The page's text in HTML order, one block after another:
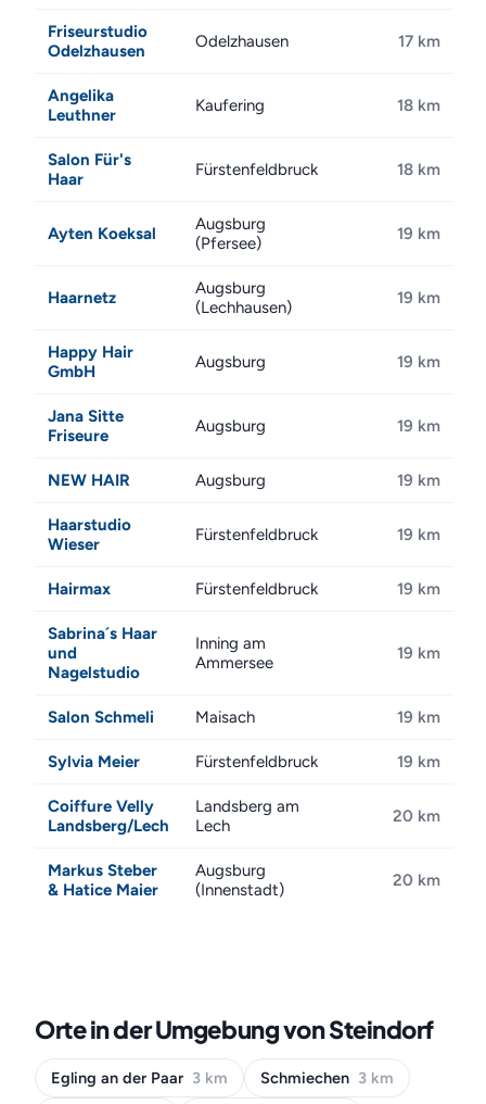
Friseurstudio
Odelzhausen
Odelzhausen 17 km
Angelika
Leuthner
Kaufering 18 km
Salon Für's
Haar
Fürstenfeldbruck 18 km
Ayten Koeksal
Augsburg
(Pfersee)
19 km
Haarnetz
Augsburg
(Lechhausen)
19 km
Happy Hair
GmbH
Augsburg 19 km
Jana Sitte
Friseure
Augsburg 19 km
NEW HAIR Augsburg 19 km
Haarstudio
Wieser
Fürstenfeldbruck 19 km
Hairmax Fürstenfeldbruck 19 km
Sabrina´s Haar
und
Nagelstudio
Inning am
Ammersee
19 km
Salon Schmeli Maisach 19 km
Sylvia Meier Fürstenfeldbruck 19 km
Coiffure Velly
Landsberg/Lech
Landsberg am
Lech
20 km
Markus Steber
& Hatice Maier
Augsburg
(Innenstadt)
20 km
Orte in der Umgebung von Steindorf
Egling an der Paar 3 km Schmiechen 3 km